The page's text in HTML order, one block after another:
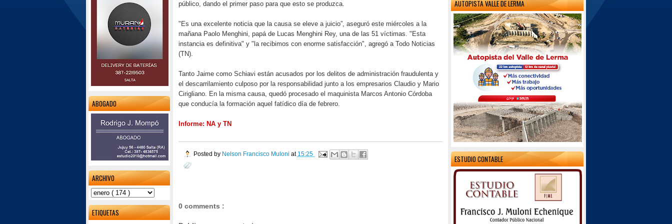
AUTOPISTA VALLE DE LERMA
ESTUDIO CONTABLE
público, dando el primer paso para que esto se produzca.
"Es una excelente noticia que la causa se eleve a juicio”, aseguró este miércoles a la
mañana Paolo Menghini, papá de Lucas Menghini Rey, una de las 51 víctimas. "Esta
instancia es definitiva" y "la recibimos con enorme satisfacción", agregó a Todo Noticias
(TN).
Tanto Jaime como Schiavi están acusados por los delitos de administración fraudulenta y
el descarrilamiento culposo por la responsabilidad junto a los empresarios Claudio y Mario
Cirigliano. En la misma causa, quedó procesado el maquinista Marcos Antonio Córdoba
que conducía la formación aquel fatídico día de febrero.
Informe: NA y TN
Posted by Nelson Francisco Muloni at 15:25
0 comments :
ABOGADO
ARCHIVO
ETIQUETAS